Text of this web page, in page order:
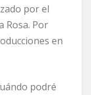
por el
Rosa. Por
en
podré